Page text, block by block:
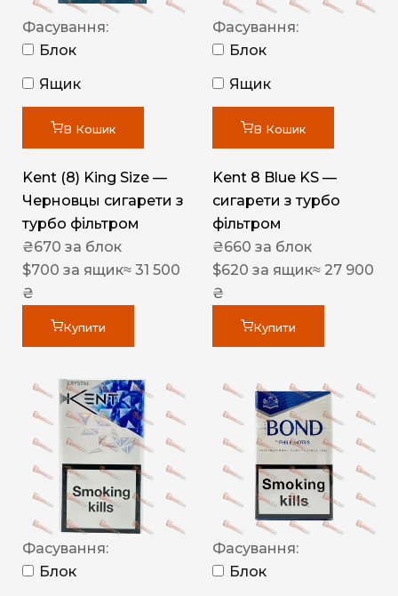
Фасування:
Блок
Ящик
В Кошик
Kent (8) King Size —
Черновцы сигарети з
турбо фільтром
₴670 за блок
$700 за ящик≈ 31 500
₴
Купити
Фасування:
Блок
Ящик
В Кошик
Kent 8 Blue KS —
сигарети з турбо
фільтром
₴660 за блок
$620 за ящик≈ 27 900
₴
Купити
Фасування:
Блок
Фасування:
Блок